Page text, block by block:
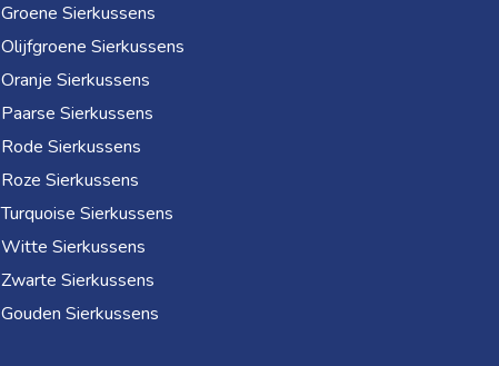
Groene Sierkussens
Olijfgroene Sierkussens
Oranje Sierkussens
Paarse Sierkussens
Rode Sierkussens
Roze Sierkussens
Turquoise Sierkussens
Witte Sierkussens
Zwarte Sierkussens
Gouden Sierkussens